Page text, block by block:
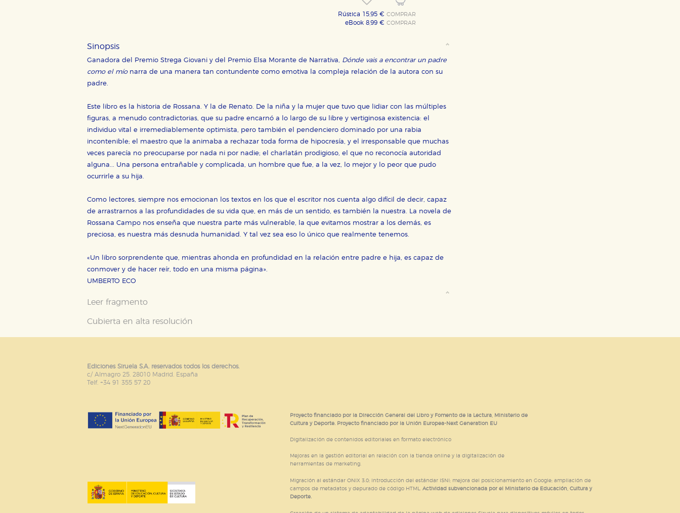
Rústica 15,95 €COMPRAR
eBook 8,99 €COMPRAR
Sinopsis
Ganadora del Premio Strega Giovani y del Premio Elsa Morante de Narrativa, Dónde vais a encontrar un padre
como el míonarra de una manera tan contundente como emotiva la compleja relación de la autora con su
padre.
Este libro es la historia de Rossana. Y la de Renato. De la niña y la mujer que tuvo que lidiar con las múltiples
figuras, a menudo contradictorias, que su padre encarnó a lo largo de su libre y vertiginosa existencia: el
individuo vital e irremediablemente optimista, pero también el pendenciero dominado por una rabia
incontenible; el maestro que la animaba a rechazar toda forma de hipocresía, y el irresponsable que muchas
veces parecía no preocuparse por nada ni por nadie; el charlatán prodigioso, el que no reconocía autoridad
alguna... Una persona entrañable y complicada, un hombre que fue, a la vez, lo mejor y lo peor que pudo
ocurrirle a su hija.
Como lectores, siempre nos emocionan los textos en los que el escritor nos cuenta algo difícil de decir, capaz
de arrastrarnos a las profundidades de su vida que, en más de un sentido, es también la nuestra. La novela de
Rossana Campo nos enseña que nuestra parte más vulnerable, la que evitamos mostrar a los demás, es
preciosa, es nuestra más desnuda humanidad. Y tal vez sea eso lo único que realmente tenemos.
«Un libro sorprendente que, mientras ahonda en profundidad en la relación entre padre e hija, es capaz de
conmover y de hacer reír, todo en una misma página».
UMBERTO ECO
Leer fragmento
Cubierta en alta resolución
Ediciones Siruela S.A. reservados todos los derechos.
c/ Almagro 25. 28010 Madrid. España
Telf. +34 91 355 57 20
Proyecto financiado por la Dirección General del Libro y Fomento de la Lectura, Ministerio de
Cultura y Deporte. Proyecto financiado por la Unión Europea-Next Generation EU
Digitalización de contenidos editoriales en formato electrónico
Mejoras en la gestión editorial en relación con la tienda online y la digitalización de
herramientas de marketing.
Migración al estándar ONIX 3.0; introducción del estándar ISNI; mejora del posicionamiento en Google; ampliación de
campos de metadatos y depurado de código HTML. Actividad subvencionada por el Ministerio de Educación, Cultura y
Deporte.
Estas cookies son necesarias para que nuestro sitio web funcione y no es posible deshabilitarlas desde nuestro sistema. Es posible
hacerlo desde el navegador, pero en ese caso es posible que algunas áreas de nuestra web dejen de funcionar correctamente.
Cookies de rendimiento y analíticas
tanto, es anónima.
Cookies de publicidad y redes sociales
Estas cookies son gestionadas por nuestros socios publicitarios y se utilizan para mostrar publicidad relevante para sus intereses en
otros sitios. No almacenan directamente información personal sino que se basan en la identificación única de su navegador y
GUARDAR CONFIGURACIÓN
Puede consultar nuestrapolítica de cookies